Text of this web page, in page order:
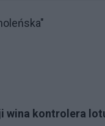
wina kontrolera